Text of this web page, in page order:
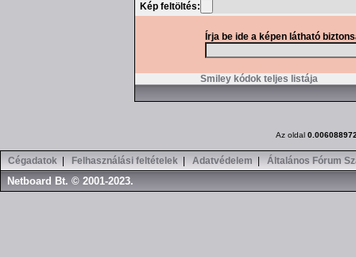
Kép feltöltés:
Írja be ide a képen látható
Smiley kódok teljes listája
Az oldal
Cégadatok Felhasználási feltételek Adatvédelem Általános Fórum
Netboard Bt. © 2001-2023.